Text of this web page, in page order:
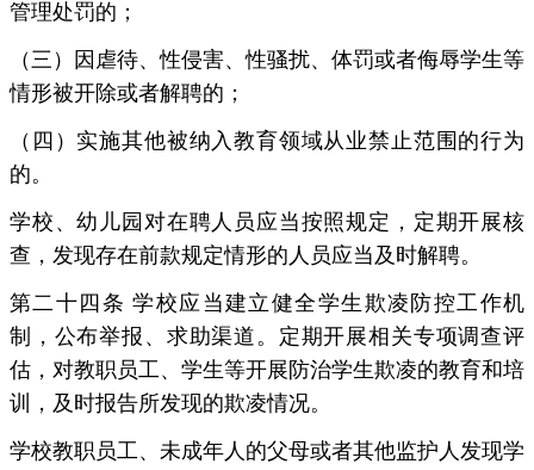
管理处罚的；
（三）因虐待、性侵害、性骚扰、体罚或者侮辱学生等
情形被开除或者解聘的；
（四）实施其他被纳入教育领域从业禁止范围的行为
的。
学校、幼儿园对在聘人员应当按照规定，定期开展核
查，发现存在前款规定情形的人员应当及时解聘。
第二十四条 学校应当建立健全学生欺凌防控工作机
制，公布举报、求助渠道。定期开展相关专项调查评
估，对教职员工、学生等开展防治学生欺凌的教育和培
训，及时报告所发现的欺凌情况。
学校教职员工、未成年人的父母或者其他监护人发现学